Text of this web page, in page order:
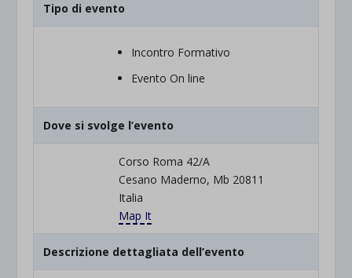
Tipo di evento
Incontro Formativo
Evento On line
Dove si svolge l’evento
Corso Roma 42/A
Cesano Maderno, Mb 20811
Italia
Map It
Descrizione dettagliata dell’evento